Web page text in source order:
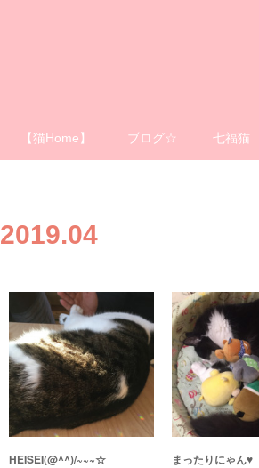
【猫Home】 ブログ☆ 七福猫
2019.04
HEISEI(@^^)/~~~☆ まったりにゃん♥